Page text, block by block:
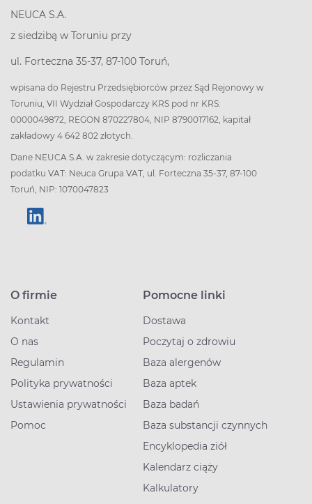
NEUCA S.A.
z siedzibą w Toruniu przy
ul. Forteczna 35-37, 87-100 Toruń,
wpisana do Rejestru Przedsiębiorców przez Sąd Rejonowy w
Toruniu, VII Wydział Gospodarczy KRS pod nr KRS:
0000049872, REGON 870227804, NIP 8790017162, kapitał
zakładowy 4 642 802 złotych.
Dane NEUCA S.A. w zakresie dotyczącym: rozliczania
podatku VAT: Neuca Grupa VAT, ul. Forteczna 35-37, 87-100
Toruń, NIP: 1070047823
O firmie
Kontakt
O nas
Regulamin
Polityka prywatności
Ustawienia prywatności
Pomoc
Pomocne linki
Dostawa
Poczytaj o zdrowiu
Baza alergenów
Baza aptek
Baza badań
Baza substancji czynnych
Encyklopedia ziół
Kalendarz ciąży
Kalkulatory